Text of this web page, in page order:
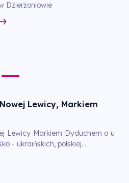
Dzierżoniowie
Lewicy, Markiem
Lewicy Markiem Dyduchem o u
- ukraińskich, polskiej...